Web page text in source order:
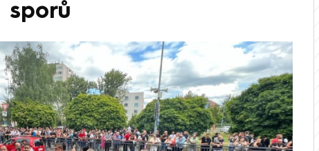
sporů